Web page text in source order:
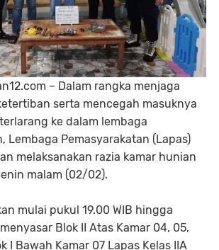
– Dalam rangka menjaga
serta mencegah masuknya
ke dalam lembaga
Lembaga Pemasyarakatan (Lapas)
melaksanakan razia kamar hunian
malam (02/02).
mulai pukul 19.00 WIB hingga
Blok II Atas Kamar 04, 05,
I Bawah Kamar 07 Lapas Kelas IIA